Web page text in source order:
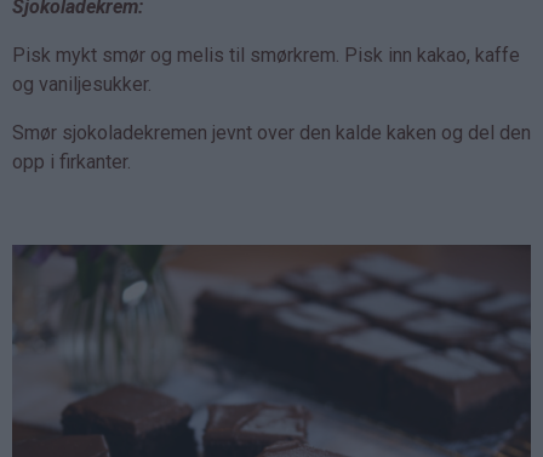
Sjokoladekrem:
Pisk mykt smør og melis til smørkrem. Pisk inn kakao, kaffe
og vaniljesukker.
Smør sjokoladekremen jevnt over den kalde kaken og del den
opp i firkanter.